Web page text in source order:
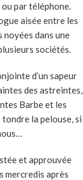
par téléphone.
aisée entre les
noyées dans une
sociétés.
d’un sapeur
des astreintes,
Barbe et les
tondre la pelouse, si
et approuvée
mercredis après